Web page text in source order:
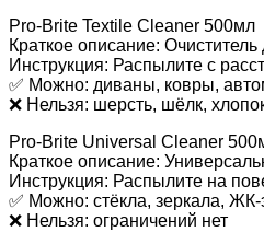
Pro-Brite Textile Cleaner 500мл
Краткое описание:
Инструкция: Распылите с
✅ Можно: диваны, ковры,
❌ Нельзя: шерсть, шёлк,
Pro-Brite Universal Cleaner
Краткое описание:
Инструкция: Распылите на
✅ Можно: стёкла, зеркала,
❌ Нельзя: ограничений нет